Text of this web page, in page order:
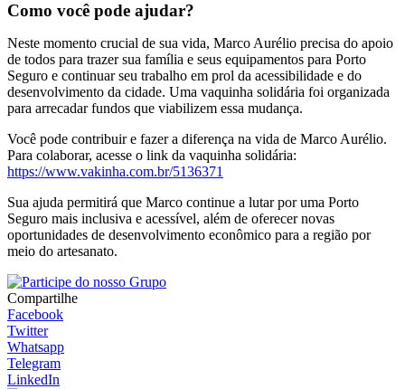
Como você pode ajudar?
Neste momento crucial de sua vida, Marco Aurélio precisa do apoio
de todos para trazer sua família e seus equipamentos para Porto
Seguro e continuar seu trabalho em prol da acessibilidade e do
desenvolvimento da cidade. Uma vaquinha solidária foi organizada
para arrecadar fundos que viabilizem essa mudança.
Você pode contribuir e fazer a diferença na vida de Marco Aurélio.
Para colaborar, acesse o link da vaquinha solidária:
https://www.vakinha.com.br/5136371
Sua ajuda permitirá que Marco continue a lutar por uma Porto
Seguro mais inclusiva e acessível, além de oferecer novas
oportunidades de desenvolvimento econômico para a região por
meio do artesanato.
Compartilhe
Facebook
Twitter
Whatsapp
Telegram
LinkedIn